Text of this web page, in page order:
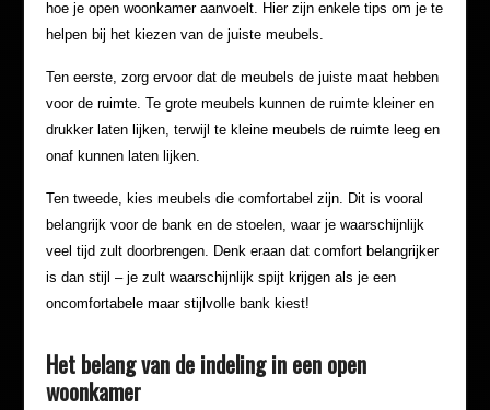
hoe je open woonkamer aanvoelt. Hier zijn enkele tips om je te
helpen bij het kiezen van de juiste meubels.
Ten eerste, zorg ervoor dat de meubels de juiste maat hebben
voor de ruimte. Te grote meubels kunnen de ruimte kleiner en
drukker laten lijken, terwijl te kleine meubels de ruimte leeg en
onaf kunnen laten lijken.
Ten tweede, kies meubels die comfortabel zijn. Dit is vooral
belangrijk voor de bank en de stoelen, waar je waarschijnlijk
veel tijd zult doorbrengen. Denk eraan dat comfort belangrijker
is dan stijl – je zult waarschijnlijk spijt krijgen als je een
oncomfortabele maar stijlvolle bank kiest!
Het belang van de indeling in een open
woonkamer